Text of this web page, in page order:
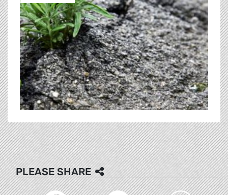
PLEASE SHARE